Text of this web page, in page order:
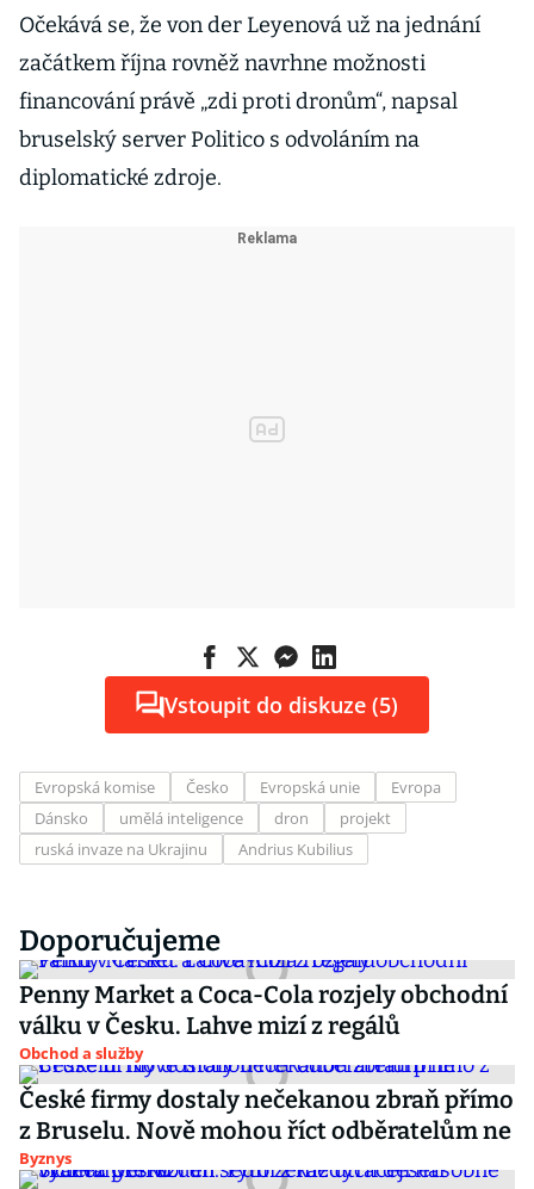
Očekává se, že von der Leyenová už na jednání
začátkem října rovněž navrhne možnosti
financování právě „zdi proti dronům“, napsal
bruselský server Politico s odvoláním na
diplomatické zdroje.
Vstoupit do diskuze (5)
Evropská komise Česko Evropská unie
Evropa
Dánsko
umělá inteligence dron
projekt
ruská invaze na Ukrajinu
Andrius Kubilius
Doporučujeme
Penny Market a Coca-Cola rozjely obchodní
válku v Česku. Lahve mizí z regálů
Obchod a služby
České firmy dostaly nečekanou zbraň přímo
z Bruselu. Nově mohou říct odběratelům ne
Byznys